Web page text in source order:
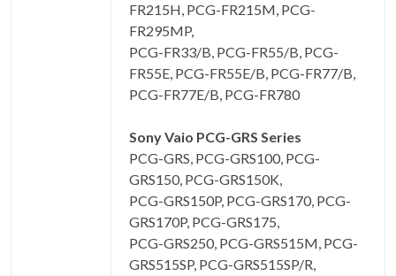
FR215H, PCG-FR215M, PCG-
FR295MP,
PCG-FR33/B, PCG-FR55/B, PCG-
FR55E, PCG-FR55E/B, PCG-FR77/B,
PCG-FR77E/B, PCG-FR780
Sony Vaio PCG-GRS Series
PCG-GRS, PCG-GRS100, PCG-
GRS150, PCG-GRS150K,
PCG-GRS150P, PCG-GRS170, PCG-
GRS170P, PCG-GRS175,
PCG-GRS250, PCG-GRS515M, PCG-
GRS515SP, PCG-GRS515SP/R,